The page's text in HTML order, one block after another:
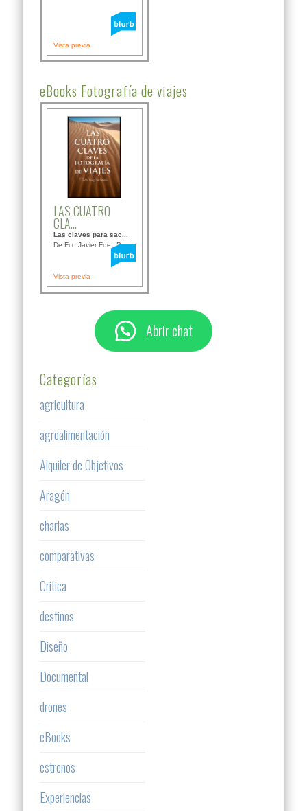
Vista previa
eBooks Fotografía de viajes
LAS CUATRO
CLA...
Las claves para sac...
De Fco Javier Fdez B...
Vista previa
Abrir chat
Categorías
agricultura
agroalimentación
Alquiler de Objetivos
Aragón
charlas
comparativas
Critica
destinos
Diseño
Documental
drones
eBooks
estrenos
Experiencias